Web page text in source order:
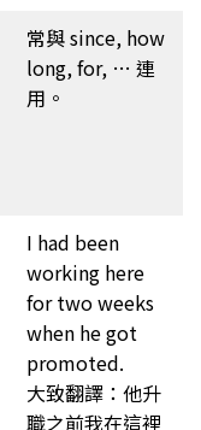
常與 since, how
long, for, … 連
用。
I had been
working here
for two weeks
when he got
promoted.
大致翻譯：他升
職之前我在這裡